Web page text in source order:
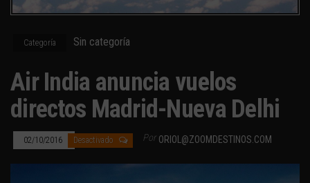
Categoría Sin categoría
Air India anuncia vuelos
directos Madrid-Nueva Delhi
02/10/2016 Desactivado Por ORIOL@ZOOMDESTINOS.COM